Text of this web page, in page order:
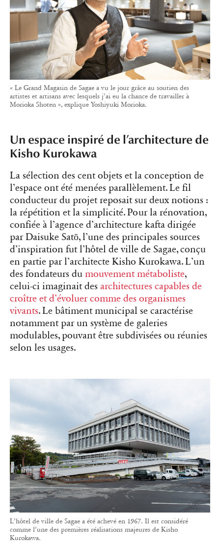
« Le Grand Magasin de Sagae a vu le jour grâce au soutien des
artistes et artisans avec lesquels j’ai eu la chance de travailler à
Morioka Shoten », explique Yoshiyuki Morioka.
Un espace inspiré de l’architecture de
Kisho Kurokawa
La sélection des cent objets et la conception de
l’espace ont été menées parallèlement. Le fil
conducteur du projet reposait sur deux notions :
la répétition et la simplicité. Pour la rénovation,
confiée à l’agence d’architecture kafta dirigée
par Daisuke Satō, l’une des principales sources
d’inspiration fut l’hôtel de ville de Sagae, conçu
en partie par l’architecte Kisho Kurokawa. L’un
des fondateurs du mouvement métaboliste,
celui-ci imaginait des architectures capables de
croître et d’évoluer comme des organismes
vivants. Le bâtiment municipal se caractérise
notamment par un système de galeries
modulables, pouvant être subdivisées ou réunies
selon les usages.
L’hôtel de ville de Sagae a été achevé en 1967. Il est considéré
comme l’une des premières réalisations majeures de Kisho
Kurokawa.